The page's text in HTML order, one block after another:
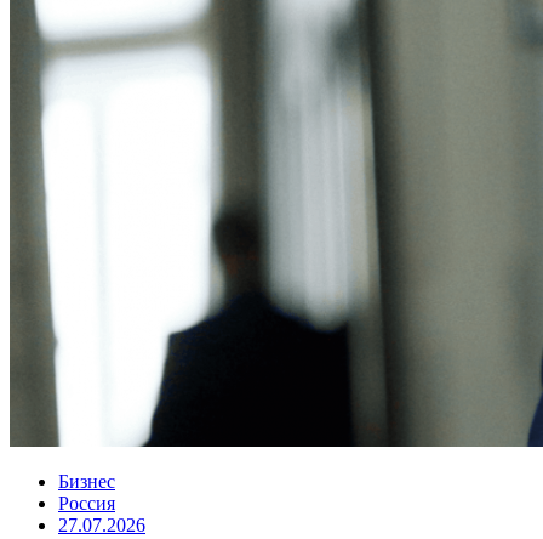
Бизнес
Россия
27.07.2026